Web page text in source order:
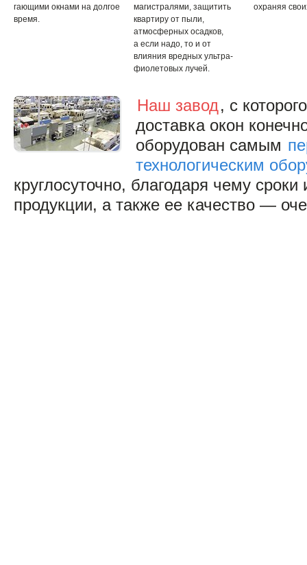
гающими окнами на долгое
время.
магистралями, защитить
квартиру от пыли,
атмосферных осадков,
а если надо, то и от
влияния вредных ультра-
фиолетовых лучей.
охраняя
Наш завод, с
доставка окон
оборудован самым
технологическим
круглосуточно, благодаря чему сроки
продукции, а также ее качество —